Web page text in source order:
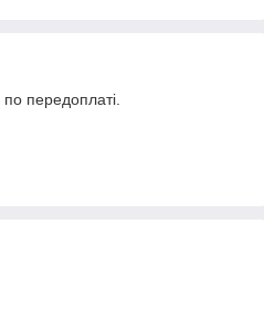
по передоплаті.